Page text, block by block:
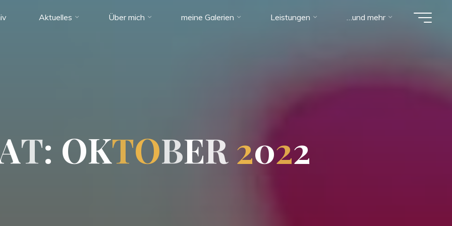
Aktuelles Über mich meine Galerien Leistungen …und mehr
T: OKTOBER 2022